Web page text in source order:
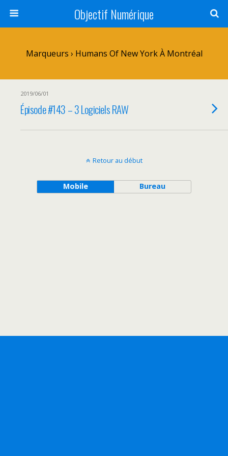
Objectif Numérique
Marqueurs › Humans Of New York À Montréal
2019/06/01
Épisode #143 – 3 Logiciels RAW
Retour au début
Mobile Bureau